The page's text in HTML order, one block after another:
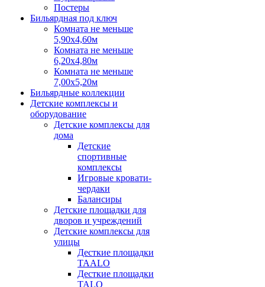
Постеры
Бильярдная под ключ
Комната не меньше
5,90х4,60м
Комната не меньше
6,20х4,80м
Комната не меньше
7,00х5,20м
Бильярдные коллекции
Детские комплексы и
оборудование
Детские комплексы для
дома
Детские
спортивные
комплексы
Игровые кровати-
чердаки
Балансиры
Детские площадки для
дворов и учреждений
Детские комплексы для
улицы
Десткие площадки
TAALO
Десткие площадки
TALO